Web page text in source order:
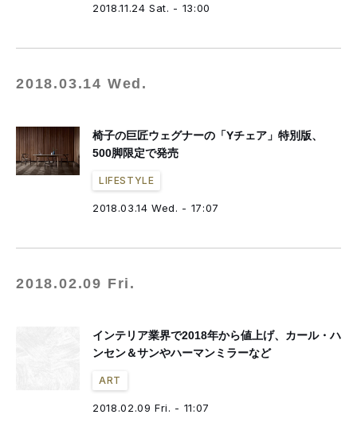
2018.11.24 Sat. - 13:00
2018.03.14 Wed.
椅子の巨匠ウェグナーの「Yチェア」特別版、
500脚限定で発売
LIFESTYLE
2018.03.14 Wed. - 17:07
2018.02.09 Fri.
インテリア業界で2018年から値上げ、カール・ハ
ンセン＆サンやハーマンミラーなど
ART
2018.02.09 Fri. - 11:07